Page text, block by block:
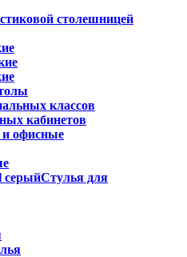
классов
кабинетов
офисные
Стулья для